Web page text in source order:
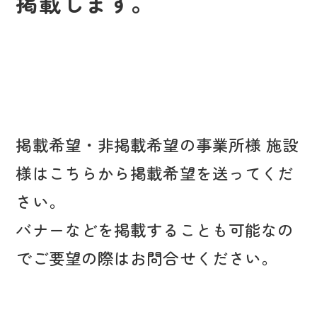
掲載希望・非掲載希望の事業所様 施設
様はこちらから掲載希望を送ってくだ
さい。
バナーなどを掲載することも可能なの
でご要望の際はお問合せください。